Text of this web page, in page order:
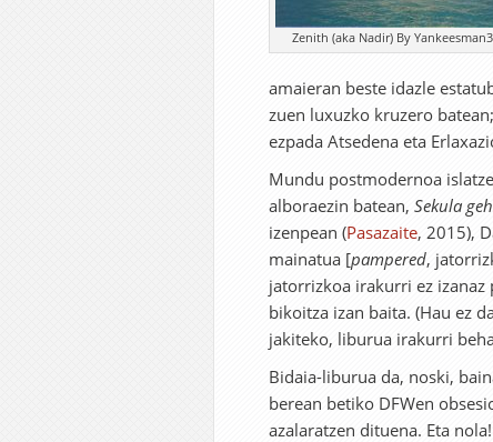
Zenith (aka Nadir) By
amaieran beste idazle
zuen luxuzko kruzero
ezpada Atsedena eta
Mundu postmodernoa
alboraezin batean, Sekula
izenpean (Pasazaite, 2015),
mainatua [pampered,
jatorrizkoa irakurri ez
bikoitza izan baita. (Hau ez
jakiteko, liburua irakurri
Bidaia-liburua da, noski,
berean betiko DFWen
azalaratzen dituena. Eta